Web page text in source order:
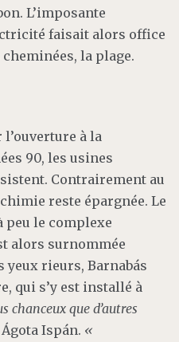
L’imposante
faisait alors office
la plage.
à la
90, les usines
Contrairement au
reste épargnée. Le
peu le complexe
alors surnommée
yeux rieurs, Barnabás
qui s’y est installé à
chanceux que d’autres
Ispán. «